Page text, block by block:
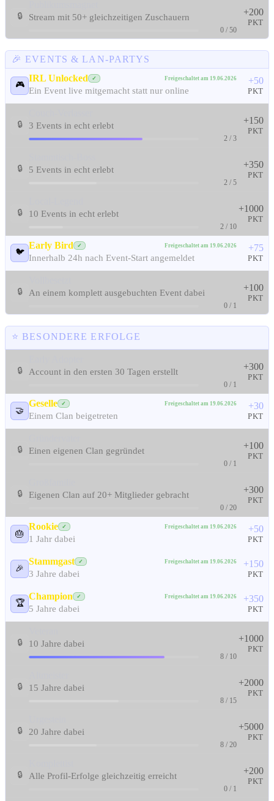
🔒 Stream mit 50+ gleichzeitigen Zuschauern
0 / 50
+200
PKT
🎉 EVENTS & LAN-PARTYS
🎮
IRL Unlocked ✓ Freigeschaltet am 19.06.2026
Ein Event live mitgemacht statt nur online
+50
PKT
🔒 3 Events in echt erlebt
2 / 3
+150
PKT
🔒 5 Events in echt erlebt
2 / 5
+350
PKT
🔒 10 Events in echt erlebt
2 / 10
+1000
PKT
🐦
Early Bird ✓ Freigeschaltet am 19.06.2026
Innerhalb 24h nach Event-Start angemeldet
+75
PKT
🔒 An einem komplett ausgebuchten Event dabei
0 / 1
+100
PKT
⭐ BESONDERE ERFOLGE
🔒 Account in den ersten 30 Tagen erstellt
0 / 1
+300
PKT
🤝
Geselle ✓ Freigeschaltet am 19.06.2026
Einem Clan beigetreten
+30
PKT
🔒 Einen eigenen Clan gegründet
0 / 1
+100
PKT
🔒 Eigenen Clan auf 20+ Mitglieder gebracht
0 / 20
+300
PKT
🎂
Rookie ✓ Freigeschaltet am 19.06.2026
1 Jahr dabei
+50
PKT
🎉
Stammgast ✓ Freigeschaltet am 19.06.2026
3 Jahre dabei
+150
PKT
🏆
Champion ✓ Freigeschaltet am 19.06.2026
5 Jahre dabei
+350
PKT
🔒 10 Jahre dabei
8 / 10
+1000
PKT
🔒 15 Jahre dabei
8 / 15
+2000
PKT
🔒 20 Jahre dabei
8 / 20
+5000
PKT
🔒 Alle Profil-Erfolge gleichzeitig erreicht
0 / 1
+200
PKT